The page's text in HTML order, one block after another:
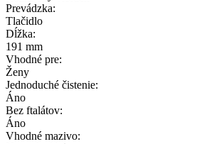
Prevádzka:
Tlačidlo
Dĺžka:
191 mm
Vhodné pre:
Ženy
Jednoduché čistenie:
Áno
Bez ftalátov:
Áno
Vhodné mazivo: